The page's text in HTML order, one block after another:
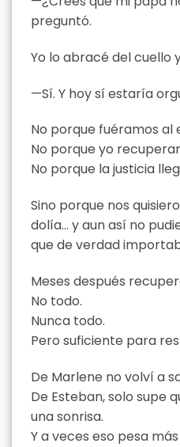
preguntó.
Yo lo abracé del cuello
—Sí. Y hoy sí estaría
No porque fuéramos al
No porque yo
No porque la justicia
Sino porque nos
dolía… y aun así no
que de verdad
Meses después
No todo.
Nunca todo.
Pero suficiente para
De Marlene no volví a
De Esteban, solo supe
una sonrisa.
Y a veces eso pesa